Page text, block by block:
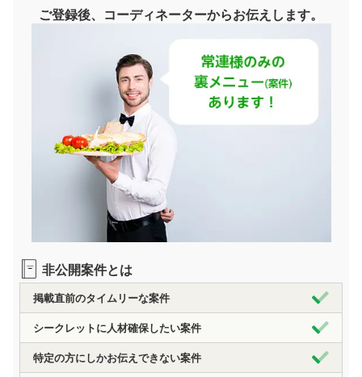
ご登録後、コーディネーターからお伝えします。
非公開案件とは
掲載直前のタイムリーな案件
シークレットに人材確保したい案件
特定の方にしかお伝えできない案件